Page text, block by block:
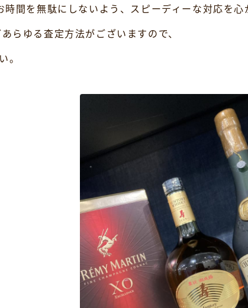
間を無駄にしないよう、スピーディーな対応を心
らゆる査定方法がございますので、
。